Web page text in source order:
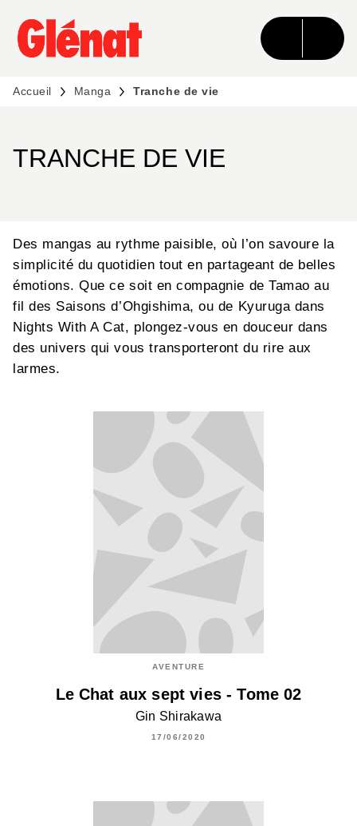
MENU RECHERCHE CONTENU
PIED DE PAGE
Accueil Manga Tranche de vie
TRANCHE DE VIE
Des mangas au rythme paisible, où l’on savoure la
simplicité du quotidien tout en partageant de belles
émotions. Que ce soit en compagnie de Tamao au
fil des Saisons d’Ohgishima, ou de Kyuruga dans
Nights With A Cat, plongez-vous en douceur dans
des univers qui vous transporteront du rire aux
larmes.
AVENTURE
Le Chat aux sept vies - Tome 02
Gin Shirakawa
17/06/2020